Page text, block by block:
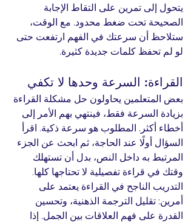
يتحول إلى تمرين على التقاط الإجابة
الصحيحة تحت ضغط محدود. مع الوقت،
ستلاحظ أن سرعتك في الفهم ارتفعت حتى
لو لم تحفظ كلمات جديدة كثيرة.
القراءة: السرعة وحدها لا تكفي
بعض المتعلمين يحاولون حل مشكلة القراءة
بزيادة السرعة فقط، فينتهي بهم الأمر إلى
أخطاء أكثر. المطلوب هو سرعة ذكية. اقرأ
السؤال أولًا عند الحاجة، ثم ابحث عن الجزء
المرتبط به داخل النص، بدل أن تستهلك
وقتك في قراءة تفصيلية لا تحتاجها كلها.
التدريب الناجح في القراءة يعتمد على
أمرين: تقليل الترجمة الذهنية، وتحسين
القدرة على فهم العلاقات بين الجمل. إذا